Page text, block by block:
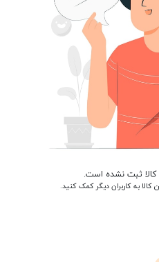
کالا ثبت نشده است.
کالا به کاربران دیگر کمک کنید.